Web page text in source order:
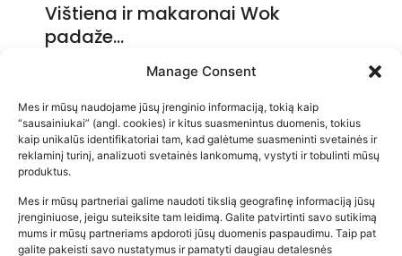
Manage Consent
Mes ir mūsų naudojame jūsų įrenginio informaciją, tokią kaip
“sausainiukai” (angl. cookies) ir kitus suasmenintus duomenis, tokius
kaip unikalūs identifikatoriai tam, kad galėtume suasmeninti svetainės ir
reklaminį turinį, analizuoti svetainės lankomumą, vystyti ir tobulinti mūsų
produktus.
Mes ir mūsų partneriai galime naudoti tikslią geografinę informaciją jūsų
įrenginiuose, jeigu suteiksite tam leidimą. Galite patvirtinti savo sutikimą
mums ir mūsų partneriams apdoroti jūsų duomenis paspaudimu. Taip pat
galite pakeisti savo nustatymus ir pamatyti daugiau detalesnės
Vištiena ir makaronai Wok
padaže…